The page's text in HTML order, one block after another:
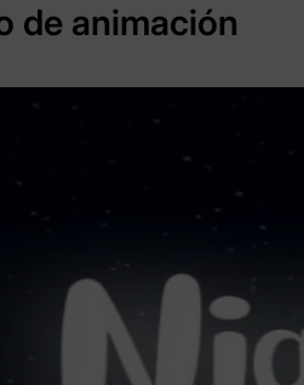
de animación